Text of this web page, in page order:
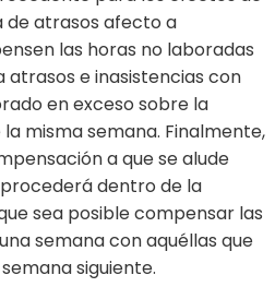
de atrasos afecto a
las horas no laboradas
atrasos e inasistencias con
en exceso sobre la
misma semana. Finalmente,
a que se alude
dentro de la
sea posible compensar las
semana con aquéllas que
siguiente.